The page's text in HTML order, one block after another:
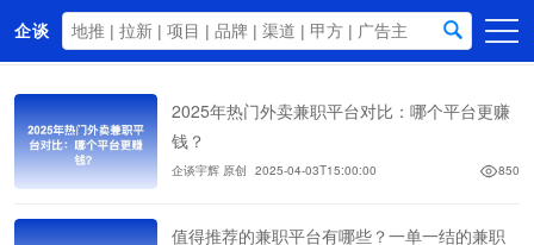
企谈
商务资源
资讯动态
关于我们
2025年热门外卖兼职平台对比：哪个平台更赚
钱？
企谈宇辉 原创 2025-04-03T15:00:00 850
值得推荐的兼职平台有哪些？一单一结的兼职